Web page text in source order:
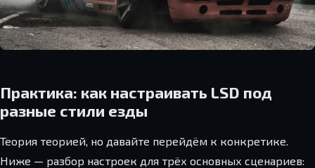
Практика: как настраивать LSD под
разные стили езды
Теория теорией, но давайте перейдём к конкретике.
Ниже — разбор настроек для трёх основных сценариев: